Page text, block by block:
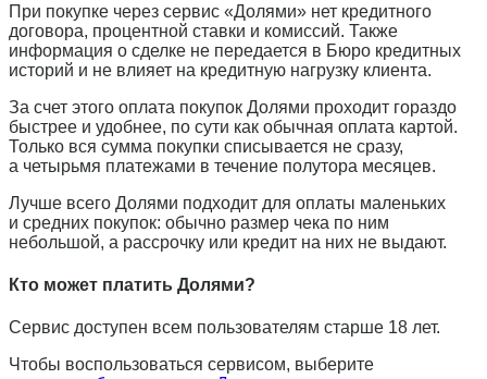
При покупке через сервис «Долями» нет кредитного
договора, процентной ставки и комиссий. Также
информация о сделке не передается в Бюро кредитных
историй и не влияет на кредитную нагрузку клиента.
За счет этого оплата покупок Долями проходит гораздо
быстрее и удобнее, по сути как обычная оплата картой.
Только вся сумма покупки списывается не сразу,
а четырьмя платежами в течение полутора месяцев.
Лучше всего Долями подходит для оплаты маленьких
и средних покупок: обычно размер чека по ним
небольшой, а рассрочку или кредит на них не выдают.
Кто может платить Долями?
Сервис доступен всем пользователям старше 18 лет.
Чтобы воспользоваться сервисом, выберите